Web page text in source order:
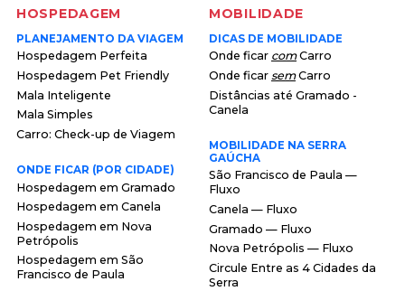
HOSPEDAGEM
PLANEJAMENTO DA VIAGEM
Hospedagem Perfeita
Hospedagem Pet Friendly
Mala Inteligente
Mala Simples
Carro: Check-up de Viagem
ONDE FICAR (POR CIDADE)
Hospedagem em Gramado
Hospedagem em Canela
Hospedagem em Nova
Petrópolis
Hospedagem em São
Francisco de Paula
MOBILIDADE
DICAS DE MOBILIDADE
Onde ficar comCarro
Onde ficar semCarro
Distâncias até Gramado -
Canela
MOBILIDADE NA SERRA
GAÚCHA
São Francisco de Paula —
Fluxo
Canela — Fluxo
Gramado — Fluxo
Nova Petrópolis — Fluxo
Circule Entre as 4 Cidades da
Serra